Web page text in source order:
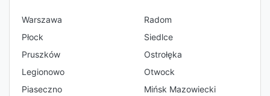
Warszawa
Radom
Płock
Siedlce
Pruszków
Ostrołęka
Legionowo
Otwock
Piaseczno
Mińsk Mazowiecki